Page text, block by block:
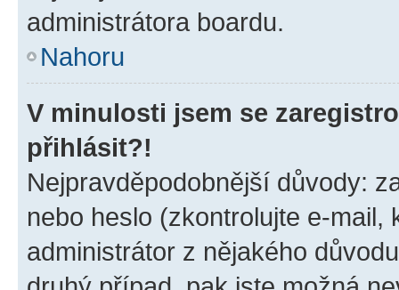
administrátora boardu.
Nahoru
V minulosti jsem se
přihlásit?!
Nejpravděpodobnější důvody:
nebo heslo (zkontrolujte e-
administrátor z nějakého